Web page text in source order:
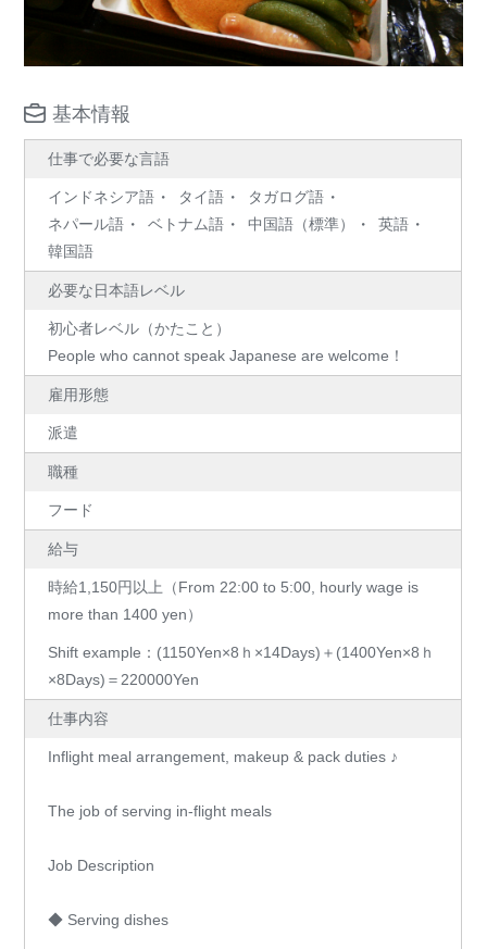
基本情報
仕事で必要な言語
インドネシア語 タイ語
タガログ語
ネパール語
ベトナム語 中国語（標準）
英語
韓国語
必要な日本語レベル
初心者レベル（かたこと）
People who cannot speak Japanese are welcome！
雇用形態
派遣
職種
フード
給与
時給1,150円以上（From 22:00 to 5:00, hourly wage is
more than 1400 yen）
Shift example：(1150Yen×8ｈ×14Days)＋(1400Yen×8ｈ
×8Days)＝220000Yen
仕事内容
Inflight meal arrangement, makeup & pack duties ♪
The job of serving in-flight meals
Job Description
◆ Serving dishes